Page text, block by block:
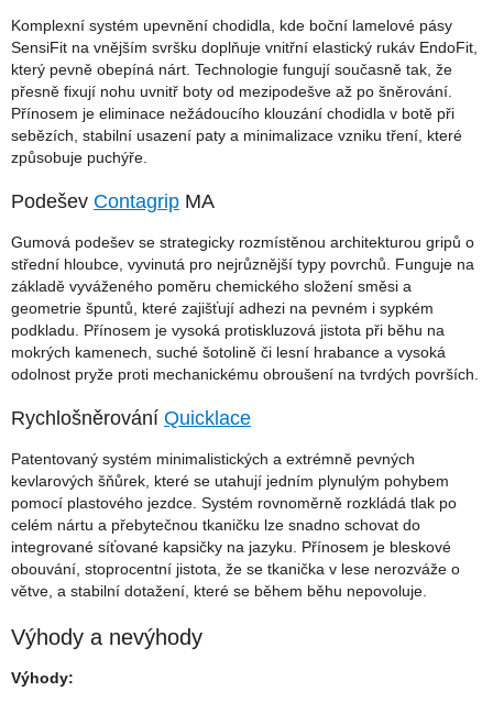
Komplexní systém upevnění chodidla, kde boční lamelové pásy
SensiFit na vnějším svršku doplňuje vnitřní elastický rukáv EndoFit,
který pevně obepíná nárt. Technologie fungují současně tak, že
přesně fixují nohu uvnitř boty od mezipodešve až po šněrování.
Přínosem je eliminace nežádoucího klouzání chodidla v botě při
sebězích, stabilní usazení paty a minimalizace vzniku tření, které
způsobuje puchýře.
Podešev Contagrip MA
Gumová podešev se strategicky rozmístěnou architekturou gripů o
střední hloubce, vyvinutá pro nejrůznější typy povrchů. Funguje na
základě vyváženého poměru chemického složení směsi a
geometrie špuntů, které zajišťují adhezi na pevném i sypkém
podkladu. Přínosem je vysoká protiskluzová jistota při běhu na
mokrých kamenech, suché šotolině či lesní hrabance a vysoká
odolnost pryže proti mechanickému obroušení na tvrdých površích.
Rychlošněrování Quicklace
Patentovaný systém minimalistických a extrémně pevných
kevlarových šňůrek, které se utahují jedním plynulým pohybem
pomocí plastového jezdce. Systém rovnoměrně rozkládá tlak po
celém nártu a přebytečnou tkaničku lze snadno schovat do
integrované síťované kapsičky na jazyku. Přínosem je bleskové
obouvání, stoprocentní jistota, že se tkanička v lese nerozváže o
větve, a stabilní dotažení, které se během běhu nepovoluje.
Výhody a nevýhody
Výhody: